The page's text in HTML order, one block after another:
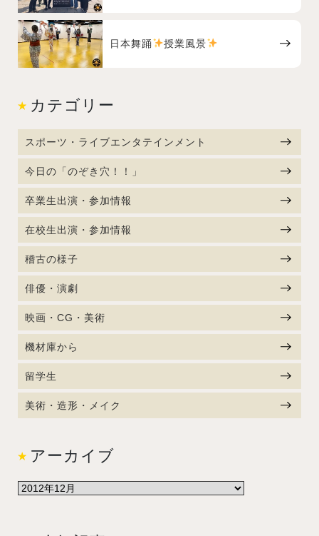
日本舞踊 授業風景
カテゴリー
スポーツ・ライブエンタテインメント
今日の「のぞき穴！！」
卒業生出演・参加情報
在校生出演・参加情報
稽古の様子
俳優・演劇
映画・CG・美術
機材庫から
留学生
美術・造形・メイク
アーカイブ